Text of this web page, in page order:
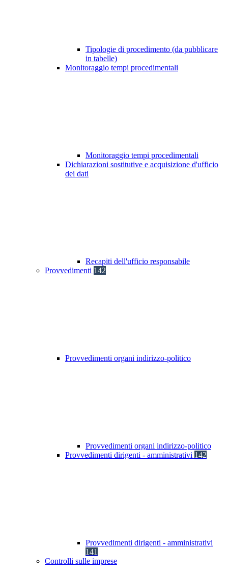
Tipologie di procedimento (da pubblicare
in tabelle)
Monitoraggio tempi procedimentali
Monitoraggio tempi procedimentali
Dichiarazioni sostitutive e acquisizione d'ufficio
dei dati
Recapiti dell'ufficio responsabile
Provvedimenti 142
Provvedimenti organi indirizzo-politico
Provvedimenti organi indirizzo-politico
Provvedimenti dirigenti - amministrativi 142
Provvedimenti dirigenti - amministrativi
141
Controlli sulle imprese